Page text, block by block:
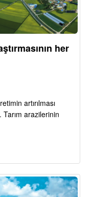
her
artırılması
Tarım arazilerinin